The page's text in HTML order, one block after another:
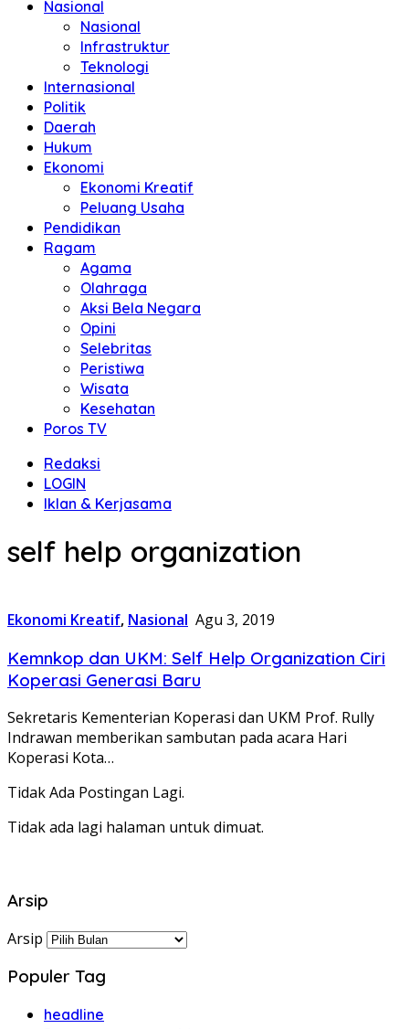
Nasional
Nasional
Infrastruktur
Teknologi
Internasional
Politik
Daerah
Hukum
Ekonomi
Ekonomi Kreatif
Peluang Usaha
Pendidikan
Ragam
Agama
Olahraga
Aksi Bela Negara
Opini
Selebritas
Peristiwa
Wisata
Kesehatan
Poros TV
Redaksi
LOGIN
Iklan & Kerjasama
self help organization
Ekonomi Kreatif, Nasional Agu 3, 2019
Kemnkop dan UKM: Self Help Organization Ciri
Koperasi Generasi Baru
Sekretaris Kementerian Koperasi dan UKM Prof. Rully
Indrawan memberikan sambutan pada acara Hari
Koperasi Kota…
Tidak Ada Postingan Lagi.
Tidak ada lagi halaman untuk dimuat.
Arsip
Arsip
Populer Tag
headline